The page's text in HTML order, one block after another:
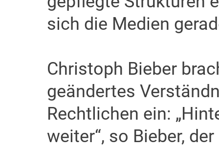
sich die Medien
Christoph Bieber
geändertes
Rechtlichen ein:
weiter“, so Bieber,